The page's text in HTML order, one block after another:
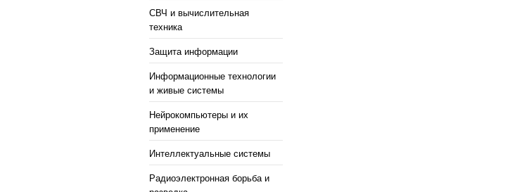
СВЧ и вычислительная
техника
Защита информации
Информационные технологии
и живые системы
Нейрокомпьютеры и их
применение
Интеллектуальные системы
Радиоэлектронная борьба и